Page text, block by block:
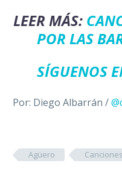
LEER MÁS:
POR LAS
SÍGUENOS
Por: Diego Albarrán /
Agüero Canciones